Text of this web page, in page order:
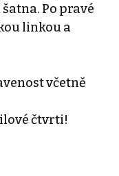
Po pravé
linkou a
včetně
čtvrti!